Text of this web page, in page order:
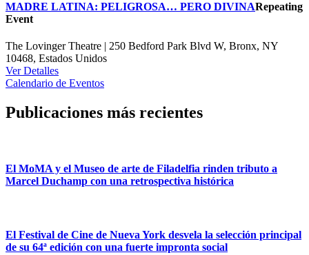
MADRE LATINA: PELIGROSA… PERO DIVINARepeating
Event
The Lovinger Theatre | 250 Bedford Park Blvd W, Bronx, NY
10468, Estados Unidos
Ver Detalles
Calendario de Eventos
Publicaciones más recientes
El MoMA y el Museo de arte de Filadelfia rinden tributo a
Marcel Duchamp con una retrospectiva histórica
El Festival de Cine de Nueva York desvela la selección principal
de su 64ª edición con una fuerte impronta social